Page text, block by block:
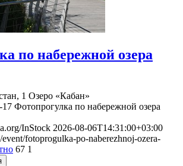
по набережной озера
1 Озеро «Кабан»
17 Фотопрогулка по набережной озера
InStock 2026-08-06T14:31:00+03:00
fotoprogulka-po-naberezhnoj-ozera-
67 1